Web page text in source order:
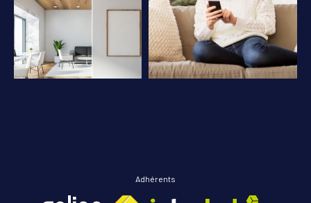
Adhérents
FILTRER PAR
COUPS DE COEUR EXCLUSIVITÉS